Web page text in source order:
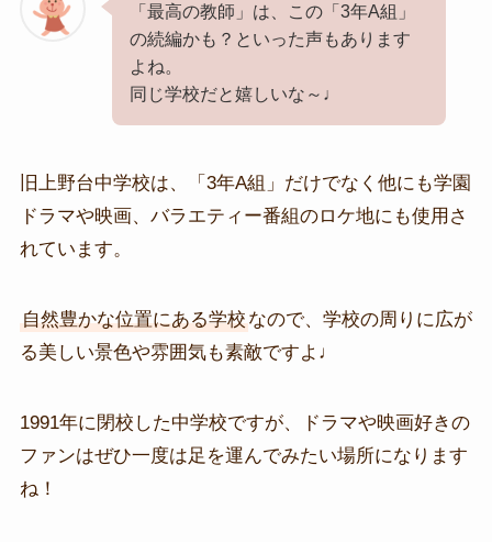
「最高の教師」は、この「3年A組」
の続編かも？といった声もあります
よね。
同じ学校だと嬉しいな～♩
旧上野台中学校は、「3年A組」だけでなく他にも学園
ドラマや映画、バラエティー番組のロケ地にも使用さ
れています。
自然豊かな位置にある学校なので、学校の周りに広が
る美しい景色や雰囲気も素敵ですよ♩
1991年に閉校した中学校ですが、ドラマや映画好きの
ファンはぜひ一度は足を運んでみたい場所になります
ね！